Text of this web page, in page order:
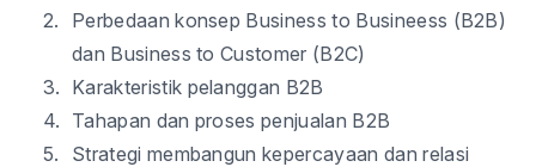
2.
Perbedaan konsep Business to Busineess (B2B)
dan Business to Customer (B2C)
3. Karakteristik pelanggan B2B
4. Tahapan dan prosespenjualan B2B
5.
Strategi membangun kepercayaan danrelasi